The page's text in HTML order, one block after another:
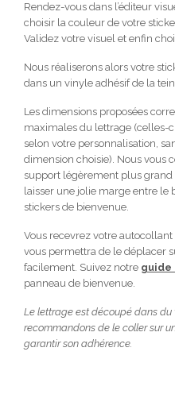
Rendez-vous dans l’éditeur
choisir la couleur de votre
Validez votre visuel et enfin
Nous réaliserons alors votre
dans un vinyle adhésif de la
Les dimensions proposées
maximales du lettrage (celles-
selon votre personnalisation,
dimension choisie). Nous vous
support légèrement plus grand
laisser une jolie marge entre le
stickers de bienvenue.
Vous recevrez votre
vous permettra de le déplacer
facilement. Suivez notre guide
panneau de bienvenue.
Le lettrage est découpé dans du
recommandons de le coller sur
garantir son adhérence.